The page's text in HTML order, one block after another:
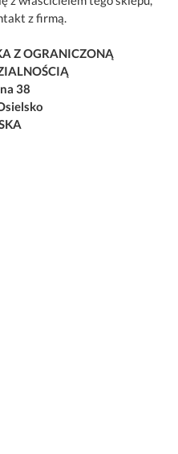
z firmą.
Z OGRANICZONĄ
38